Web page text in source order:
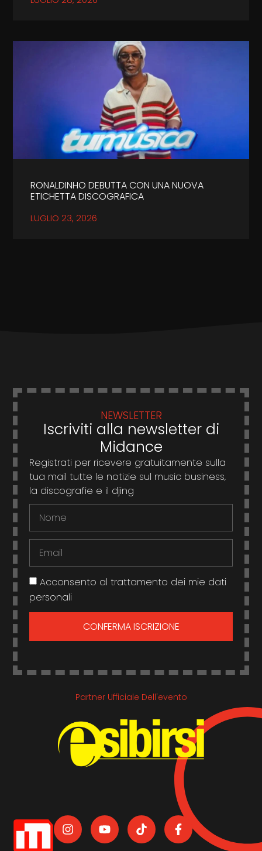
RONALDINHO DEBUTTA CON UNA NUOVA
ETICHETTA DISCOGRAFICA
LUGLIO 23, 2026
NEWSLETTER
Iscriviti alla newsletter di
Midance
Registrati per ricevere gratuitamente sulla
tua mail tutte le notizie sul music business,
la discografie e il djing
Acconsento al trattamento dei mie dati
personali
CONFERMA ISCRIZIONE
Partner Ufficiale Dell'evento